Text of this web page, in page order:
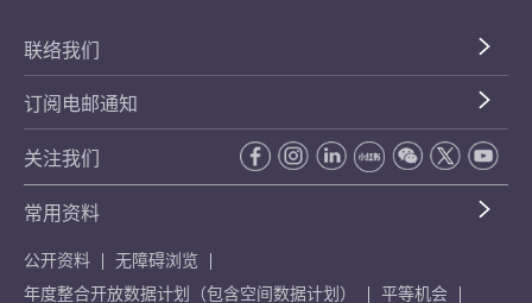
联络我们
订阅电邮通知
关注我们
常用资料
公开资料
无障碍浏览
年度整合开放数据计划（包含空间数据计划）
平等机会